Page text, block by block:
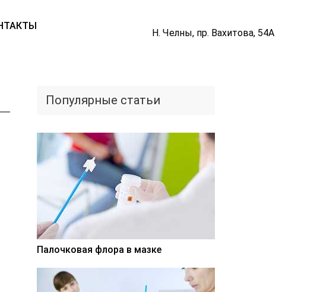
Н. Челны, пр. Вахитова, 54А
Популярные статьи
Палочковая флора в мазке